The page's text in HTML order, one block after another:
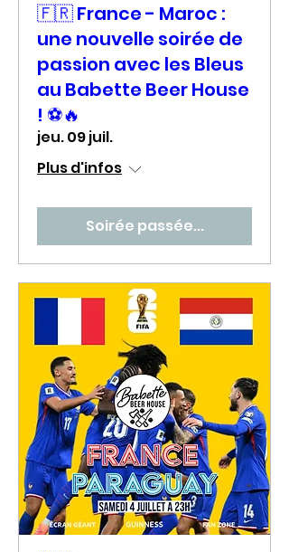
🇫🇷 France - Maroc :
une nouvelle soirée de
passion avec les Bleus
au Babette Beer House
! ⚽🔥
jeu. 09 juil.
Plus d'infos
Soirée passée...